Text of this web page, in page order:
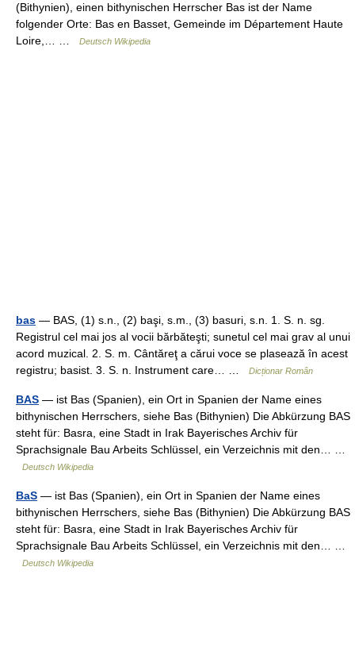
(Bithynien), einen bithynischen Herrscher Bas ist der Name
folgender Orte: Bas en Basset, Gemeinde im Département Haute
Loire,… …
Deutsch Wikipedia
bas — BAS, (1) s.n., (2) başi, s.m., (3) basuri, s.n. 1. S. n. sg.
Registrul cel mai jos al vocii bărbăteşti; sunetul cel mai grav al unui
acord muzical. 2. S. m. Cântăreţ a cărui voce se plasează în acest
registru; basist. 3. S. n. Instrument care… …
Dicționar Român
BAS — ist Bas (Spanien), ein Ort in Spanien der Name eines
bithynischen Herrschers, siehe Bas (Bithynien) Die Abkürzung BAS
steht für: Basra, eine Stadt in Irak Bayerisches Archiv für
Sprachsignale Bau Arbeits Schlüssel, ein Verzeichnis mit den… …
Deutsch Wikipedia
BaS — ist Bas (Spanien), ein Ort in Spanien der Name eines
bithynischen Herrschers, siehe Bas (Bithynien) Die Abkürzung BAS
steht für: Basra, eine Stadt in Irak Bayerisches Archiv für
Sprachsignale Bau Arbeits Schlüssel, ein Verzeichnis mit den… …
Deutsch Wikipedia